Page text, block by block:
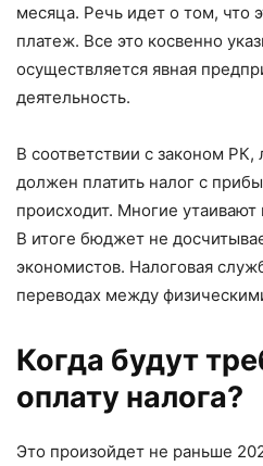
месяца. Речь идет о том, что
платеж. Все это косвенно
осуществляется явная
деятельность.
В соответствии с законом
должен платить налог с
происходит. Многие
В итоге бюджет не
экономистов. Налоговая
переводах между
Когда будут
оплату налога?
Это произойдет не раньше